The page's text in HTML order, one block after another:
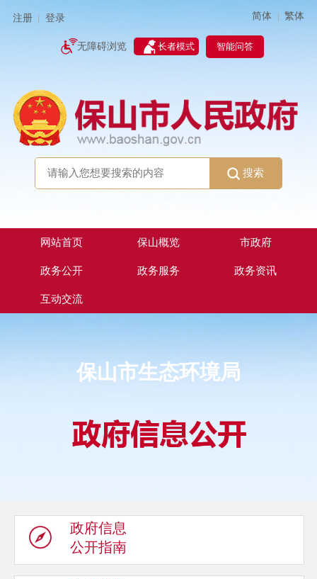
注册 登录 简体 | 繁体
无障碍浏览 长者模式 智能问答
搜索
网站首页 保山概览 市政府
政务公开 政务服务 政务资讯
互动交流
保山市生态环境局
政府信息
公开指南